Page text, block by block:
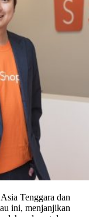
Tenggara dan
ini, menjanjikan